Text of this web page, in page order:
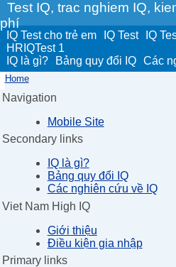
Test IQ, trac nghiem IQ,
phí
IQ Test cho trẻ em IQ Test IQ
HRIQTest 1
IQ là gì?
Bảng quy đổi IQ Các
Home
Navigation
Mobile Site
Secondary links
IQ là gì?
Bảng quy đổi IQ
Các nghiên cứu về IQ
Viet Nam High IQ
Giới thiệu
Điều kiện gia nhập
Primary links